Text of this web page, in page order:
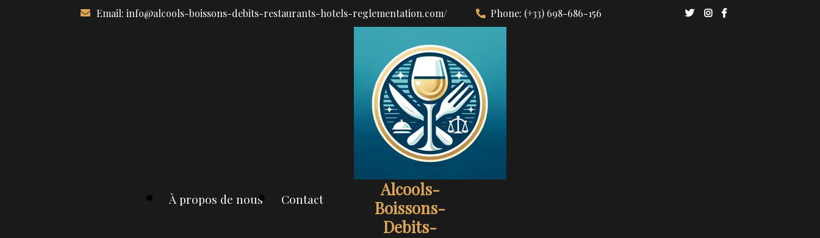
Email: info@alcools-boissons-debits-restaurants-hotels-reglementation.com/ Phone: (+33) 698-686-156
À propos de nous Contact
Alcools-
Boissons-
Debits-